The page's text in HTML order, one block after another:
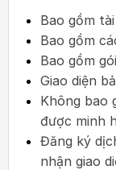
Bao gồm
Bao gồm
Bao gồm
Giao diện
Không bao
được minh
Đăng ký
nhận giao